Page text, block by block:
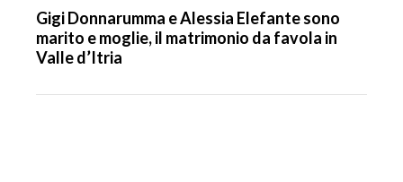
Gigi Donnarumma e Alessia Elefante sono
marito e moglie, il matrimonio da favola in
Valle d’Itria